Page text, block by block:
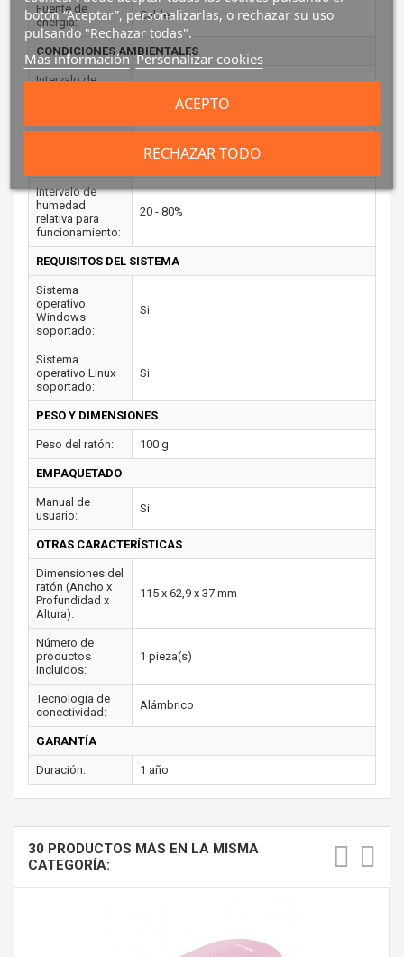
Fuente de
energía:
Cable
CONDICIONES AMBIENTALES
Intervalo de
-40 - 55 °C
Intervalo de
humedad
relativa para
funcionamiento:
20 - 80%
REQUISITOS DEL SISTEMA
Sistema
operativo
Windows
soportado:
Si
Sistema
operativo Linux
soportado:
Si
PESO Y DIMENSIONES
Peso del ratón: 100 g
EMPAQUETADO
Manual de
usuario:
Si
OTRAS CARACTERÍSTICAS
Dimensiones del
ratón (Ancho x
Profundidad x
Altura):
115 x 62,9 x 37 mm
Número de
productos
incluidos:
1 pieza(s)
Tecnología de
conectividad:
Alámbrico
GARANTÍA
Duración: 1 año
30 PRODUCTOS MÁS EN LA MISMA
CATEGORÍA:
botón “Aceptar”, personalizarlas, o rechazar su uso
pulsando "Rechazar todas".
Más información Personalizar cookies
RECHAZAR TODO
ACEPTO